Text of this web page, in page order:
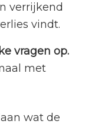
verrijkend
vindt.
vragen op.
met
wat de